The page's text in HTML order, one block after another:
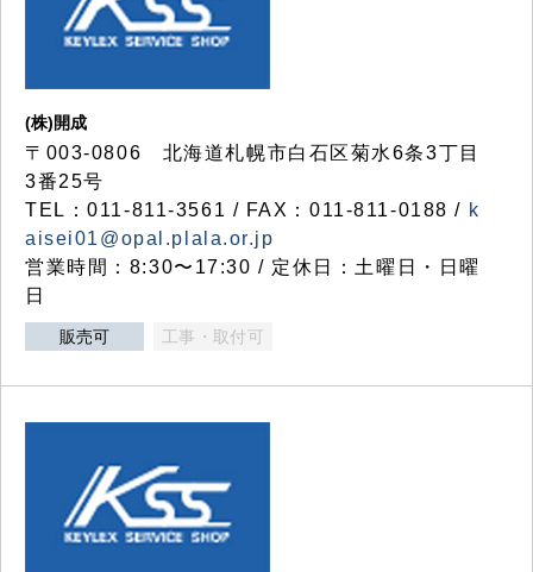
(株)開成
〒003-0806 北海道札幌市白石区菊水6条3丁目
3番25号
TEL：011-811-3561 / FAX：011-811-0188 / k
aisei01@opal.plala.or.jp
営業時間：8:30〜17:30 / 定休日：土曜日・日曜
日
販売可 工事・取付可